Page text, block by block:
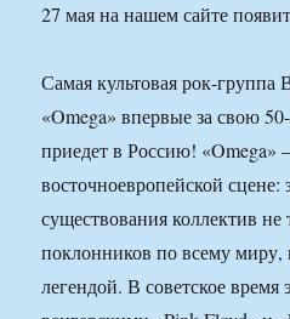
27 мая на нашем сайте
Самая культовая рок-
«Omega» впервые за свою
приедет в Россию! «Omega»
восточноевропейской сцене:
существования коллектив
поклонников по всему миру,
легендой. В советское время